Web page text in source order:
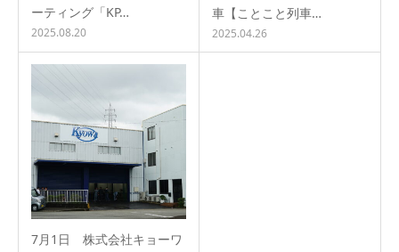
ーティング「KP…
2025.08.20
車【ことこと列車…
2025.04.26
7月1日 株式会社キョーワ